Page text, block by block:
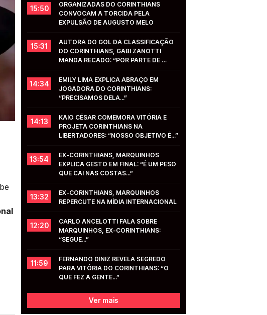
15:50
ORGANIZADAS DO CORINTHIANS
CONVOCAM A TORCIDA PELA
EXPULSÃO DE AUGUSTO MELO
15:31
AUTORA DO GOL DA CLASSIFICAÇÃO
DO CORINTHIANS, GABI ZANOTTI
MANDA RECADO: “POR PARTE DE
14:34
EMILY LIMA EXPLICA ABRAÇO EM
JOGADORA DO CORINTHIANS:
“PRECISAMOS DELA...”
14:13
KAIO CÉSAR COMEMORA VITÓRIA E
PROJETA CORINTHIANS NA
LIBERTADORES: “NOSSO OBJETIVO É...”
13:54
EX-CORINTHIANS, MARQUINHOS
EXPLICA GESTO EM FINAL: “É UM PESO
QUE CAI NAS COSTAS...”
13:32
EX-CORINTHIANS, MARQUINHOS
REPERCUTE NA MÍDIA INTERNACIONAL
12:20
CARLO ANCELOTTI FALA SOBRE
MARQUINHOS, EX-CORINTHIANS:
“SEGUE...”
11:59
FERNANDO DINIZ REVELA SEGREDO
PARA VITÓRIA DO CORINTHIANS: “O
QUE FEZ A GENTE...”
Ver mais